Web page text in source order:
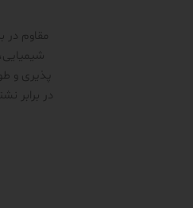
مقاوم در
پذیری و